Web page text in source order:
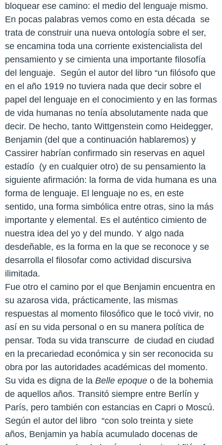
bloquear ese camino: el medio del lenguaje mismo.
En pocas palabras vemos como en esta década se
trata de construir una nueva ontología sobre el ser,
se encamina toda una corriente existencialista del
pensamiento y se cimienta una importante filosofía
del lenguaje. Según el autor del libro “un filósofo que
en el año 1919 no tuviera nada que decir sobre el
papel del lenguaje en el conocimiento y en las formas
de vida humanas no tenía absolutamente nada que
decir. De hecho, tanto Wittgenstein como Heidegger,
Benjamin (del que a continuación hablaremos) y
Cassirer habrían confirmado sin reservas en aquel
estadío (y en cualquier otro) de su pensamiento la
siguiente afirmación: la forma de vida humana es una
forma de lenguaje. El lenguaje no es, en este
sentido, una forma simbólica entre otras, sino la más
importante y elemental. Es el auténtico cimiento de
nuestra idea del yo y del mundo. Y algo nada
desdeñable, es la forma en la que se reconoce y se
desarrolla el filosofar como actividad discursiva
ilimitada.
Fue otro el camino por el que Benjamin encuentra en
su azarosa vida, prácticamente, las mismas
respuestas al momento filosófico que le tocó vivir, no
así en su vida personal o en su manera política de
pensar. Toda su vida transcurre de ciudad en ciudad
en la precariedad económica y sin ser reconocida su
obra por las autoridades académicas del momento.
Su vida es digna de la Belle epoque o de la bohemia
de aquellos años. Transitó siempre entre Berlín y
París, pero también con estancias en Capri o Moscú.
Según el autor del libro “con solo treinta y siete
años, Benjamin ya había acumulado docenas de